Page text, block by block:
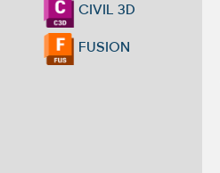
CIVIL 3D
FUSION